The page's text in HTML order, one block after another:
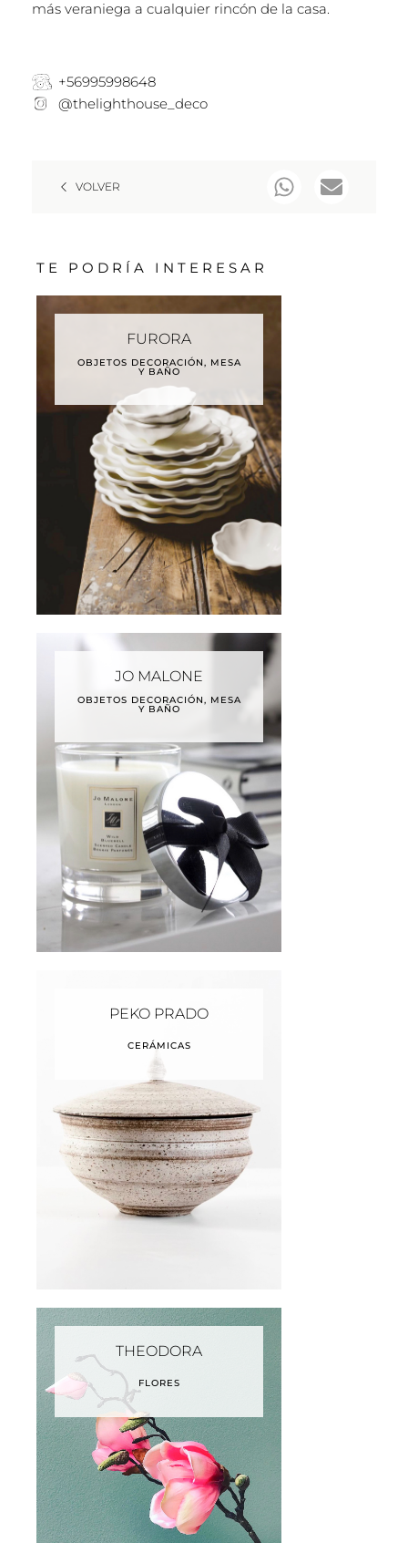
más veraniega a cualquier rincón de la casa.
+56995998648
@thelighthouse_deco
VOLVER
TE PODRÍA INTERESAR
FURORA
OBJETOS DECORACIÓN, MESA
Y BAÑO
JO MALONE
OBJETOS DECORACIÓN, MESA
Y BAÑO
PEKO PRADO
CERÁMICAS
THEODORA
FLORES